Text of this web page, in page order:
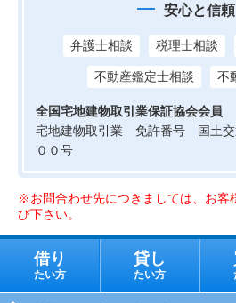
安心と信頼
弁護士相談 税理士相談
不動産鑑定士相談 不
全国宅地建物取引業保証協会会員
宅地建物取引業 免許番号 国土交
００号
※お問合わせ先につきましては、お客
び下さい。
借り
たい方
貸し
たい方